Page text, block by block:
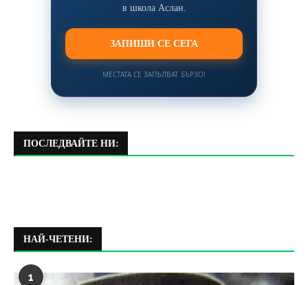
в школа Аслан.
ЗАПИШИ СЕ СЕГА
МЕСТАТА СЕ ЗАПЪЛВАТ БЪРЗО!
ПОСЛЕДВАЙТЕ НИ:
НАЙ-ЧЕТЕНИ:
1